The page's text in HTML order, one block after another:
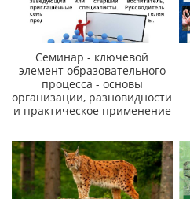
Семинар - ключевой
элемент образовательного
процесса - основы
организации, разновидности
и практическое применение